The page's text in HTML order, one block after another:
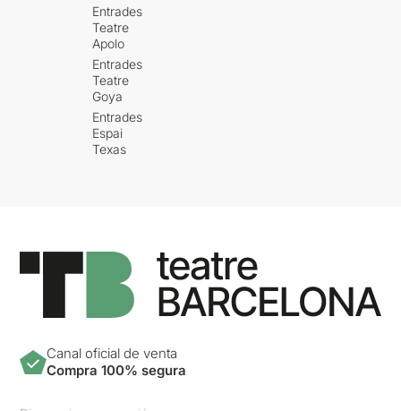
Entrades
Teatre
Apolo
Entrades
Teatre
Goya
Entrades
Espai
Texas
Canal oficial de venta
Compra 100% segura